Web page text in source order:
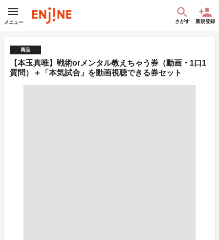
メニュー さがす 新規登録
商品
【本玉真唯】戦術orメンタル教えちゃう券（動画・1⼝1
質問）＋「本気試合」を動画視聴できる券セット